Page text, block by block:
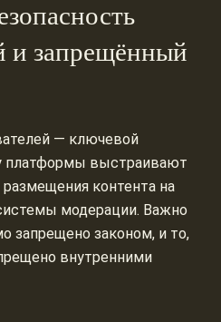
и запрещённый
— ключевой
платформы выстраивают
контента на
модерации. Важно
запрещено законом, и то,
внутренними